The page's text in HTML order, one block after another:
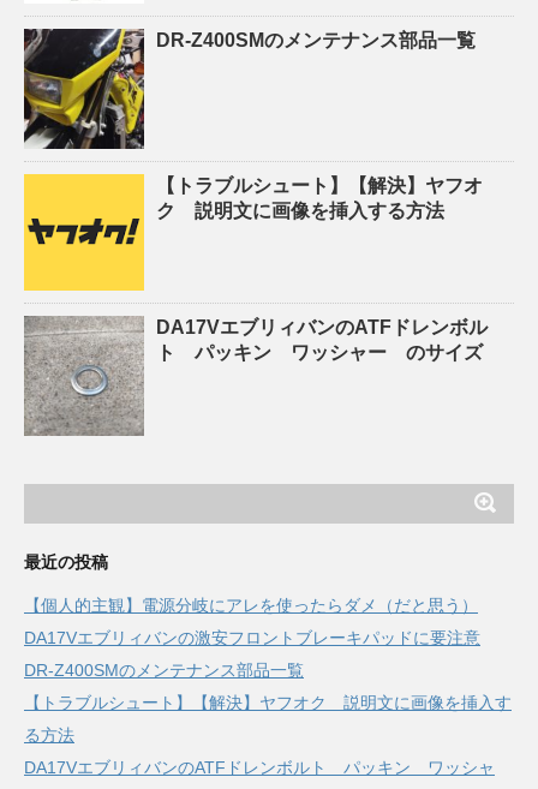
DR-Z400SMのメンテナンス部品一覧
【トラブルシュート】【解決】ヤフオ
ク 説明文に画像を挿入する方法
DA17VエブリィバンのATFドレンボル
ト パッキン ワッシャー のサイズ
最近の投稿
【個人的主観】電源分岐にアレを使ったらダメ（だと思う）
DA17Vエブリィバンの激安フロントブレーキパッドに要注意
DR-Z400SMのメンテナンス部品一覧
【トラブルシュート】【解決】ヤフオク 説明文に画像を挿入す
る方法
DA17VエブリィバンのATFドレンボルト パッキン ワッシャ